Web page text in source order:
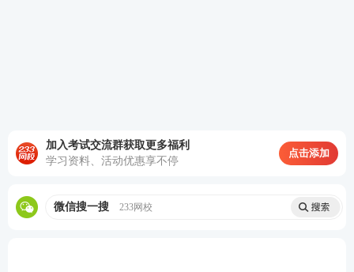
加入考试交流群获取更多福利
学习资料、活动优惠享不停
点击添加
微信搜一搜 233网校